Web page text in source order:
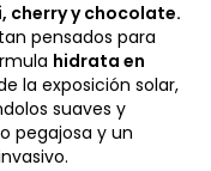
y chocolate.
pensados para
hidrata en
la exposición solar,
suaves y
pegajosa y un